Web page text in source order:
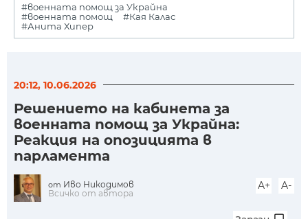
#военната помощ за Украйна
#военната помощ
#Кая Калас
#Анита Хипер
20:12, 10.06.2026
Решението на кабинета за
военната помощ за Украйна:
Реакция на опозицията в
парламента
от Иво Никодимов
Всичко от автора
A+ A-